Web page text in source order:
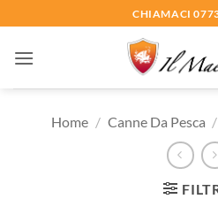
ai
contenuti
CHIAMACI
Home / Canne Da Pesca /